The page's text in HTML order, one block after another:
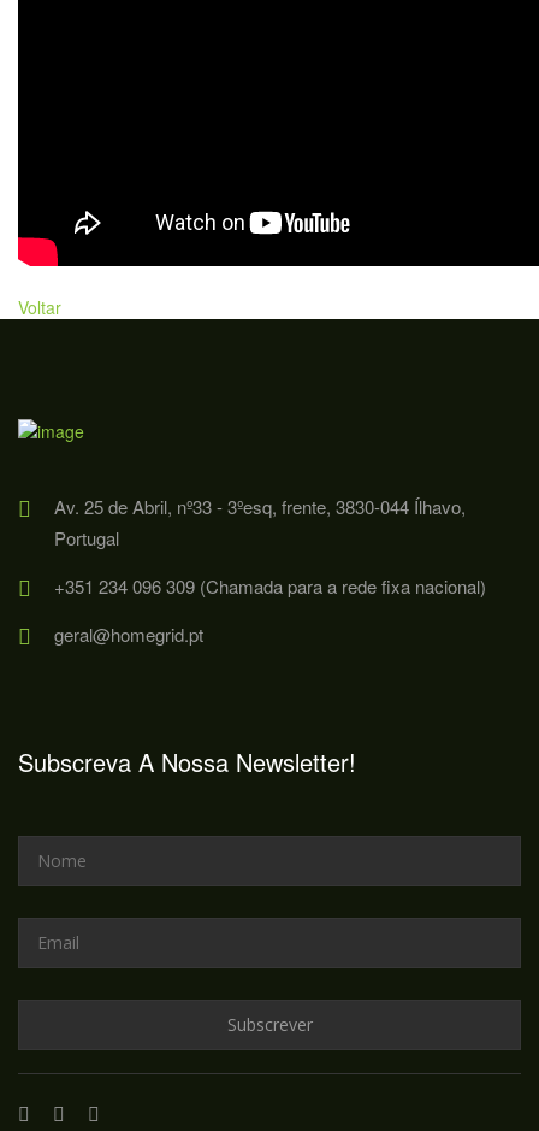
Voltar
Av. 25 de Abril, nº33 - 3ºesq, frente, 3830-044 Ílhavo,
Portugal
+351 234 096 309 (Chamada para a rede fixa nacional)
geral@homegrid.pt
Subscreva A Nossa Newsletter!